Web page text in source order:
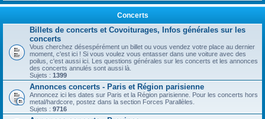
Concerts
Billets de concerts et Covoiturages, Infos générales sur les
concerts
Vous cherchez désespérément un billet ou vous vendez votre place au dernier
moment, c'est ici ! Si vous voulez vous entasser dans une voiture avec des
poilus, c'est aussi ici. Les questions générales sur les concerts et les annonces
des concerts annulés sont aussi là.
Sujets : 1399
Annonces concerts - Paris et Région parisienne
Annoncez ici les dates sur Paris et la Région parisienne. Pour les concerts hors
metal/hardcore, postez dans la section Forces Parallèles.
Sujets : 9716